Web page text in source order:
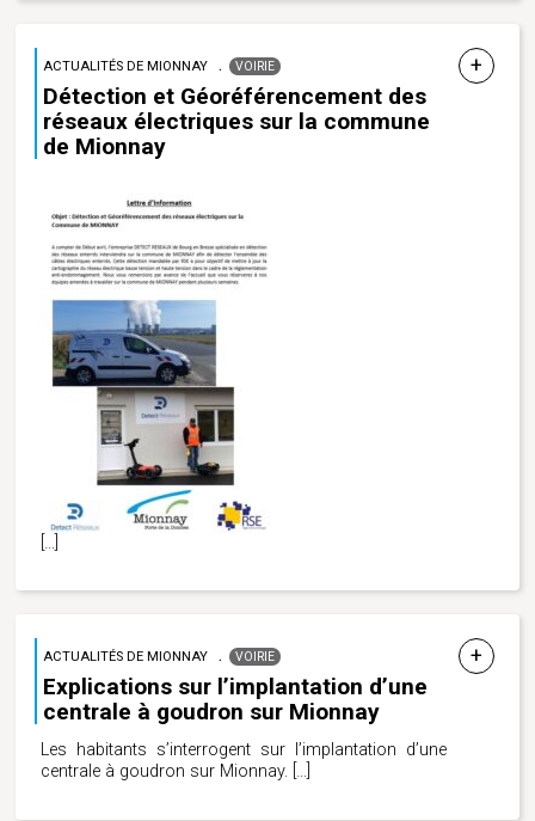
ACTUALITÉS DE MIONNAY VOIRIE
Détection et Géoréférencement des
réseaux électriques sur la commune
de Mionnay
[…]
ACTUALITÉS DE MIONNAY VOIRIE
Explications sur l’implantation d’une
centrale à goudron sur Mionnay
Les habitants s’interrogent sur l’implantation d’une
centrale à goudron sur Mionnay. […]